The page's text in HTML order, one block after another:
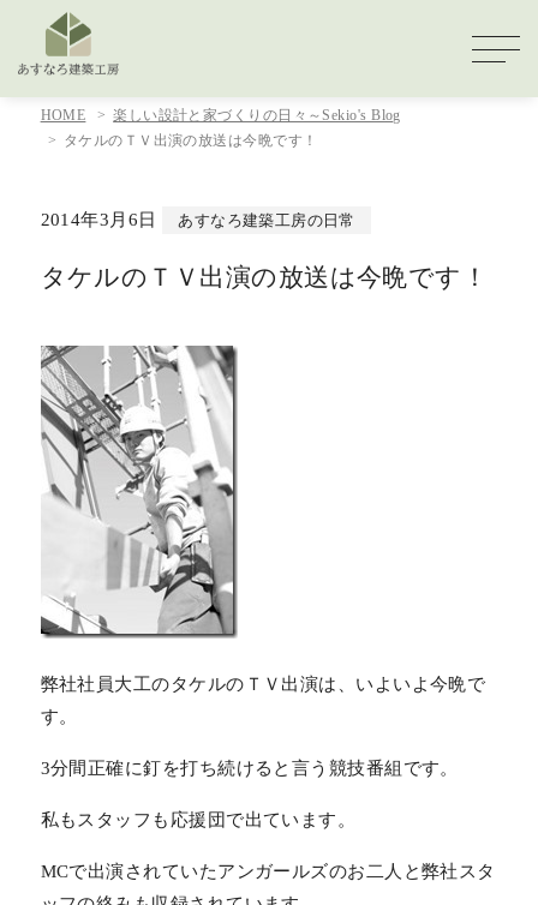
HOME
楽しい設計と家づくりの日々～Sekio's Blog
タケルのＴＶ出演の放送は今晩です！
2014年3月6日 あすなろ建築工房の日常
タケルのＴＶ出演の放送は今晩です！
弊社社員大工のタケルのＴＶ出演は、いよいよ今晩で
す。
3分間正確に釘を打ち続けると言う競技番組です。
私もスタッフも応援団で出ています。
MCで出演されていたアンガールズのお二人と弊社スタ